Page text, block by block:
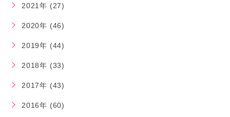
2021年 (27)
2020年 (46)
2019年 (44)
2018年 (33)
2017年 (43)
2016年 (60)